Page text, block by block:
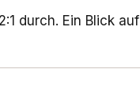
durch. Ein Blick